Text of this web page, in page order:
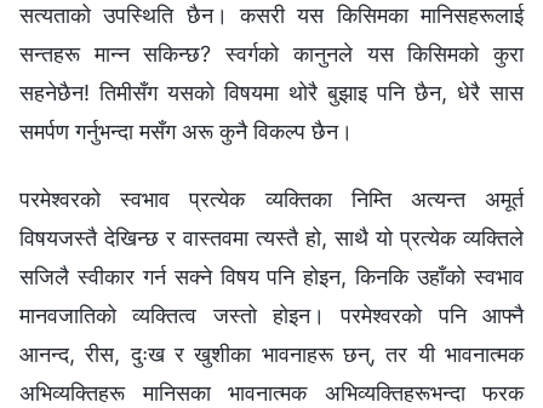
सत्यताको उपस्थिति छैन। कसरी यस किसिमका मानिसहरूलाई
सन्तहरू मान्‍न सकिन्छ? स्वर्गको कानुनले यस किसिमको कुरा
सहनेछैन! तिमीसँग यसको विषयमा थोरै बुझाइ पनि छैन, धेरै सास
समर्पण गर्नुभन्दा मसँग अरू कुनै विकल्प छैन।
परमेश्‍वरको स्वभाव प्रत्येक व्यक्तिका निम्ति अत्यन्त अमूर्त
विषयजस्तै देखिन्छ र वास्तवमा त्यस्तै हो, साथै यो प्रत्येक व्यक्तिले
सजिलै स्वीकार गर्न सक्‍ने विषय पनि होइन, किनकि उहाँको स्वभाव
मानवजातिको व्यक्तित्व जस्तो होइन। परमेश्‍वरको पनि आफ्नै
आनन्द, रीस, दुःख र खुशीका भावनाहरू छन्, तर यी भावनात्मक
अभिव्यक्तिहरू मानिसका भावनात्मक अभिव्यक्तिहरूभन्दा फरक